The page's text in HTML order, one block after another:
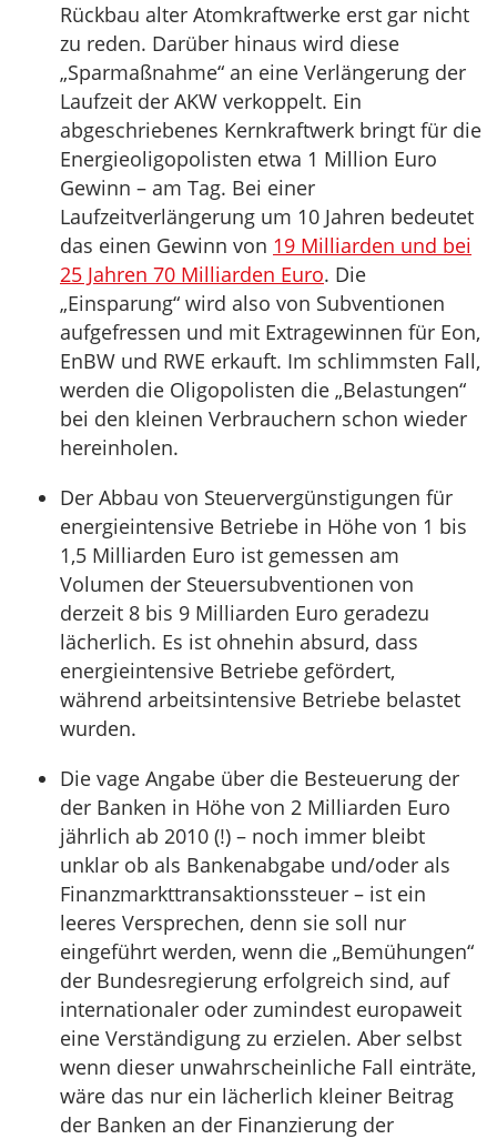
Rückbau alter Atomkraftwerke erst gar nicht
zu reden. Darüber hinaus wird diese
„Sparmaßnahme“ an eine Verlängerung der
Laufzeit der AKW verkoppelt. Ein
abgeschriebenes Kernkraftwerk bringt für die
Energieoligopolisten etwa 1 Million Euro
Gewinn – am Tag. Bei einer
Laufzeitverlängerung um 10 Jahren bedeutet
das einen Gewinn von 19 Milliarden und bei
25 Jahren 70 Milliarden Euro. Die
„Einsparung“ wird also von Subventionen
aufgefressen und mit Extragewinnen für Eon,
EnBW und RWE erkauft. Im schlimmsten Fall,
werden die Oligopolisten die „Belastungen“
bei den kleinen Verbrauchern schon wieder
hereinholen.
Der Abbau von Steuervergünstigungen für
energieintensive Betriebe in Höhe von 1 bis
1,5 Milliarden Euro ist gemessen am
Volumen der Steuersubventionen von
derzeit 8 bis 9 Milliarden Euro geradezu
lächerlich. Es ist ohnehin absurd, dass
energieintensive Betriebe gefördert,
während arbeitsintensive Betriebe belastet
wurden.
Die vage Angabe über die Besteuerung der
der Banken in Höhe von 2 Milliarden Euro
jährlich ab 2010 (!) – noch immer bleibt
unklar ob als Bankenabgabe und/oder als
Finanzmarkttransaktionssteuer – ist ein
leeres Versprechen, denn sie soll nur
eingeführt werden, wenn die „Bemühungen“
der Bundesregierung erfolgreich sind, auf
internationaler oder zumindest europaweit
eine Verständigung zu erzielen. Aber selbst
wenn dieser unwahrscheinliche Fall einträte,
wäre das nur ein lächerlich kleiner Beitrag
der Banken an der Finanzierung der